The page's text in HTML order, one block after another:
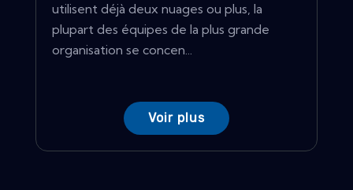
utilisent déjà deux nuages ​​ou plus, la
plupart des équipes de la plus grande
organisation se concen...
Voir plus